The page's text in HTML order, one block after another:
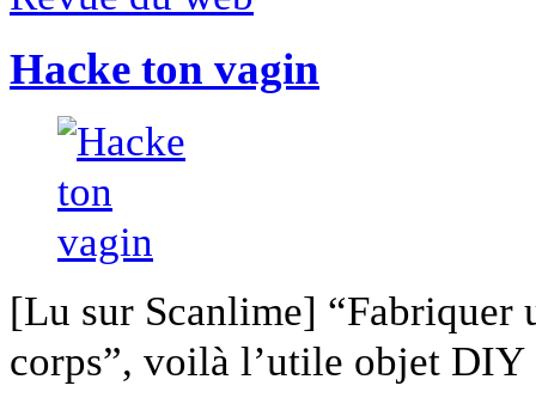
Hacke ton vagin
[Lu sur Scanlime] “Fabriquer
corps”, voilà l’utile objet